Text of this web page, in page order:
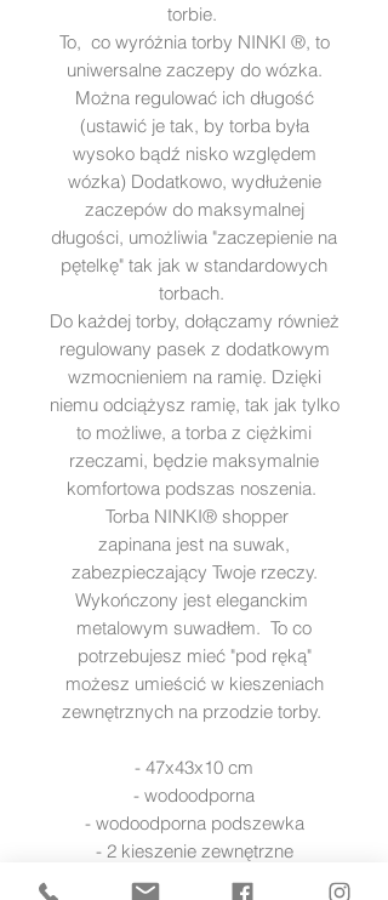
torbie.
To, co wyróżnia torby NINKI ®, to
uniwersalne zaczepy do wózka.
Można regulować ich długość
(ustawić je tak, by torba była
wysoko bądź nisko względem
wózka) Dodatkowo, wydłużenie
zaczepów do maksymalnej
długości, umożliwia "zaczepienie na
pętelkę" tak jak w standardowych
torbach.
Do każdej torby, dołączamy również
regulowany pasek z dodatkowym
wzmocnieniem na ramię. Dzięki
niemu odciążysz ramię, tak jak tylko
to możliwe, a torba z ciężkimi
rzeczami, będzie maksymalnie
komfortowa podszas noszenia.
Torba NINKI® shopper
zapinana jest na suwak,
zabezpieczający Twoje rzeczy.
Wykończony jest eleganckim
metalowym suwadłem. To co
potrzebujesz mieć "pod ręką"
możesz umieścić w kieszeniach
zewnętrznych na przodzie torby.
- 47x43x10 cm
- wodoodporna
- wodoodporna podszewka
- 2 kieszenie zewnętrzne
- 5 kieszenie wewnętrznych